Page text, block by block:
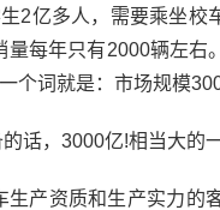
亿多人，需要乘坐校
每年只有2000辆左右
个词就是：市场规模
话，3000亿!相当大的
产资质和生产实力的